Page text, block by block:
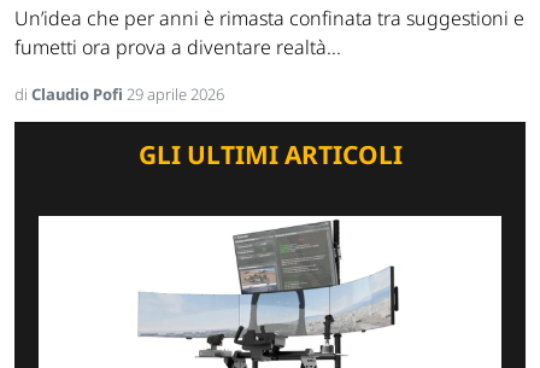
Un’idea che per anni è rimasta confinata tra suggestioni e
fumetti ora prova a diventare realtà...
di Claudio Pofi 29 aprile 2026
GLI ULTIMI ARTICOLI